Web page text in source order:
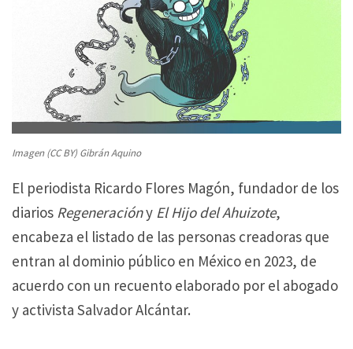
Imagen (CC BY) Gibrán Aquino
El periodista Ricardo Flores Magón, fundador de los
diarios Regeneracióny El Hijo del Ahuizote,
encabeza el listado de las personas creadoras que
entran al dominio público en México en 2023, de
acuerdo con un recuento elaborado por el abogado
y activista Salvador Alcántar.